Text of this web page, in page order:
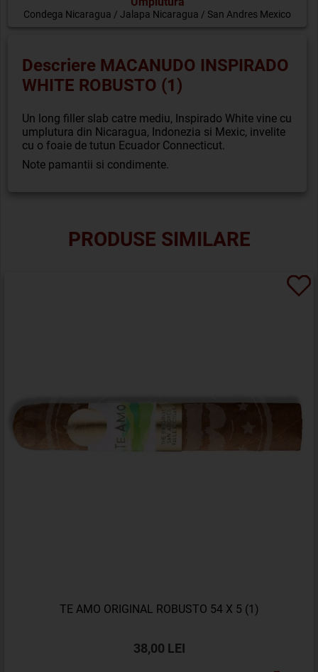
Condega Nicaragua / Jalapa Nicaragua / San Andres Mexico
Descriere MACANUDO INSPIRADO
WHITE ROBUSTO (1)
Un long filler slab catre mediu, Inspirado White vine cu
umplutura din Nicaragua, Indonezia si Mexic, invelite
cu o foaie de tutun Ecuador Connecticut.
Note pamantii si condimente.
PRODUSE SIMILARE
TE AMO ORIGINAL ROBUSTO 54 X 5 (1)
38,00 LEI